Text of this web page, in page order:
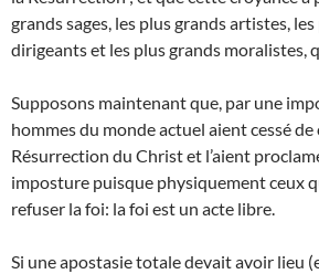
grands sages, les plus grands artistes,
dirigeants et les plus grands moralistes,
Supposons maintenant que, par une
hommes du monde actuel aient cessé de
Résurrection du Christ et l’aient
imposture puisque physiquement ceux
refuser la foi: la foi est un acte libre.
Si une apostasie totale devait avoir lieu